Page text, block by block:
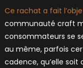
Ce rachat a fait
communauté craft
consommateurs se
au même, parfois
cadence, qu’elle